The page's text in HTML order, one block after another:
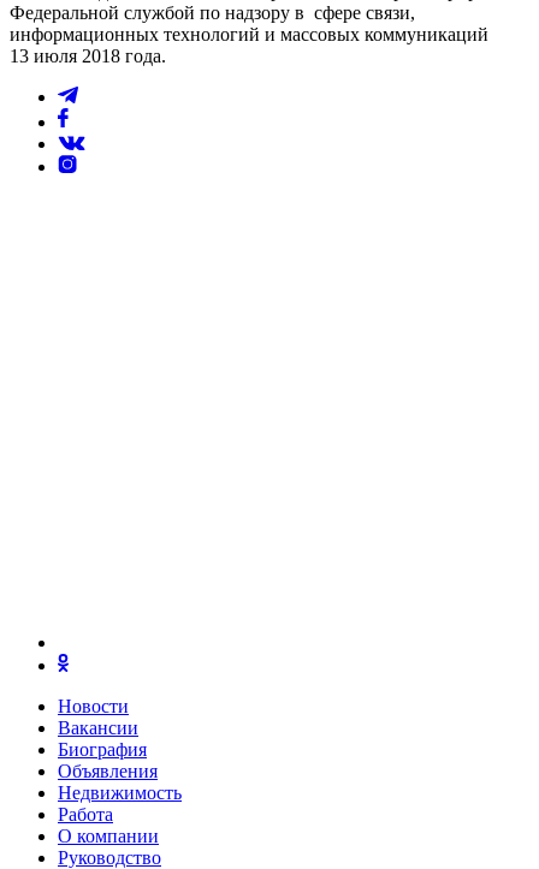
Федеральной службой по надзору в сфере связи,
информационных технологий и массовых коммуникаций
13 июля 2018 года.
Новости
Вакансии
Биография
Объявления
Недвижимость
Работа
О компании
Руководство